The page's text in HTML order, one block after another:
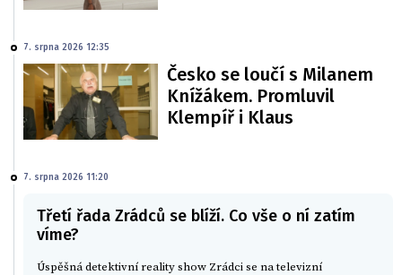
7. srpna 2026 12:35
Česko se loučí s Milanem
Knížákem. Promluvil
Klempíř i Klaus
7. srpna 2026 11:20
Třetí řada Zrádců se blíží. Co vše o ní zatím
víme?
Úspěšná detektivní reality show Zrádci se na televizní